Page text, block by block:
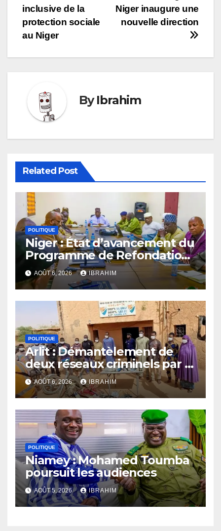
de
l’article
Niger inaugure une
nouvelle direction
inclusive de la
protection sociale
au Niger
ByIbrahim
Related Post
POLITIQUE
Niger : État d’avancement du
Programme de Refondation
à mi-parcours
AOÛT 6, 2026 IBRAHIM
POLITIQUE
Arlit : Démantèlement de
deux réseaux criminels par la
police d’Akokan
AOÛT 6, 2026 IBRAHIM
POLITIQUE
Niamey : Mohamed Toumba
poursuit les audiences
AOÛT 5, 2026 IBRAHIM